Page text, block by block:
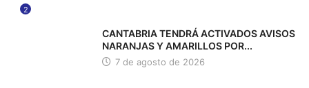
2
CANTABRIA TENDRÁ ACTIVADOS AVISOS
NARANJAS Y AMARILLOS POR...
7 de agosto de 2026